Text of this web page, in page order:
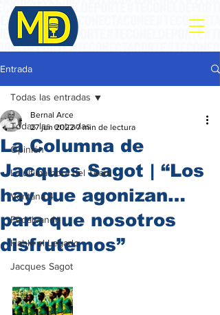
Entrada
Todas las entradas
Opinión
La ultima hora del Team
Ventana 4
Pedaleando
Habla el Legado
Jacques Sagot
Todas las entradas
La Columna de
Jacques Sagot | “Los
hay que agonizan…
para que nosotros
disfrutemos”
Bernal Arce
27 jun 2022 7 min de lectura